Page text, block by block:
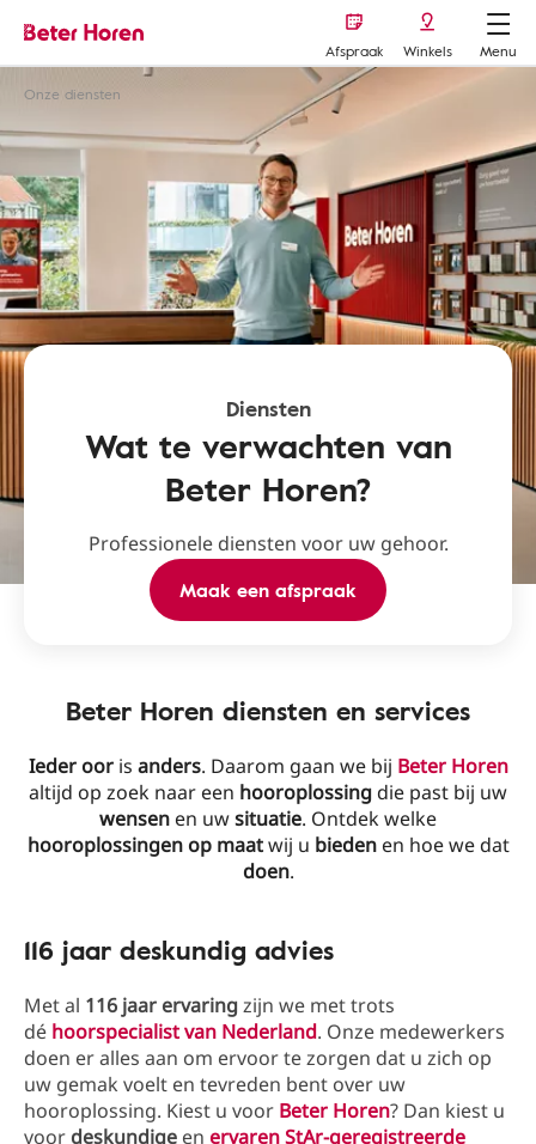
Afspraak Winkels
Menu
Onze diensten
Diensten
Wat te verwachten van
Beter Horen?
Professionele diensten voor uw gehoor.
Maak een afspraak
Beter Horen diensten en services
Ieder ooris anders. Daarom gaan we bij Beter Horen
altijd op zoek naar een hooroplossingdie past bij uw
wensen en uwsituatie. Ontdek welke
hooroplossingen op maatwij u biedenen hoe we dat
doen.
116 jaar deskundig advies
Met al 116 jaar ervaringzijn we met trots
dé hoorspecialist van Nederland. Onze medewerkers
doen er alles aan om ervoor te zorgen dat u zich op
uw gemak voelt en tevreden bent over uw
hooroplossing. Kiest u voor Beter Horen? Dan kiest u
voor deskundige en ervaren StAr-geregistreerde